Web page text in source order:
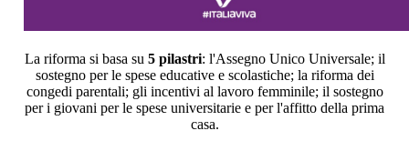
La riforma si basa su 5 pilastri: l'Assegno Unico Universale; il
sostegno per le spese educative e scolastiche; la riforma dei
congedi parentali; gli incentivi al lavoro femminile; il sostegno
per i giovani per le spese universitarie e per l'affitto della prima
casa.